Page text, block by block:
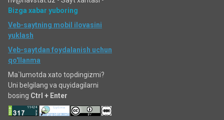
Bizga xabar yuboring
Veb-saytning mobil ilovasini
yuklash
Veb-saytdan foydalanish uchun
qo'llanma
Ma`lumotda xato topdingizmi?
Uni belgilang va quyidagilarni
bosing Ctrl + Enter